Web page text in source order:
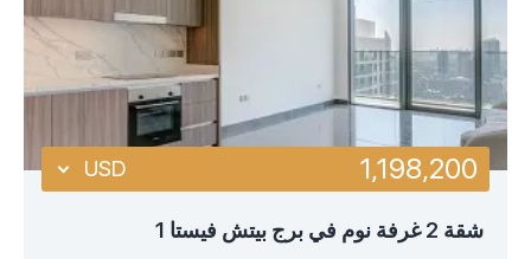
المنطقة الصاعدة
المنطقة الهابطة
شقة 2 غرفة نوم في برج بيتش فيستا 1
1,198,200
USD